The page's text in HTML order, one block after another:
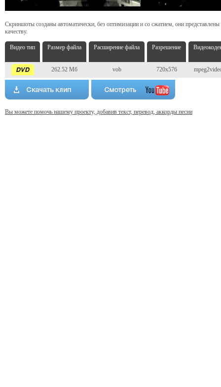
Скриншоты созданы автоматически, без оптимизации и со сжатием, они
качеству.
Видео тип Размер файла Расширение файла Разрешение
262.52 Мб vob 720x576
Вы можете помочь нашему проекту, добавив текст, перевод, аккорды песни